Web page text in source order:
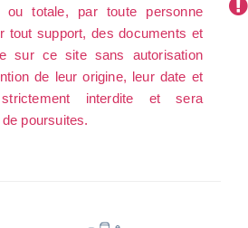
ou totale, par toute personne
tout support, des documents et
sur ce site sans autorisation
de leur origine, leur date et
interdite et sera
poursuites.